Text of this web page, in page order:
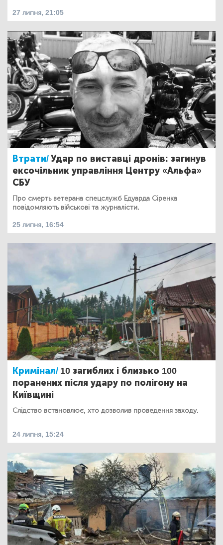
27 липня, 21:05
Втрати/Удар по виставці дронів: загинув
ексочільник управління Центру «Альфа»
СБУ
Про смерть ветерана спецслужб Едуарда Сіренка
повідомляють військові та журналісти.
25 липня, 16:54
Кримінал/ 10 загиблих і близько 100
поранених після удару по полігону на
Київщині
Слідство встановлює, хто дозволив проведення заходу.
24 липня, 15:24